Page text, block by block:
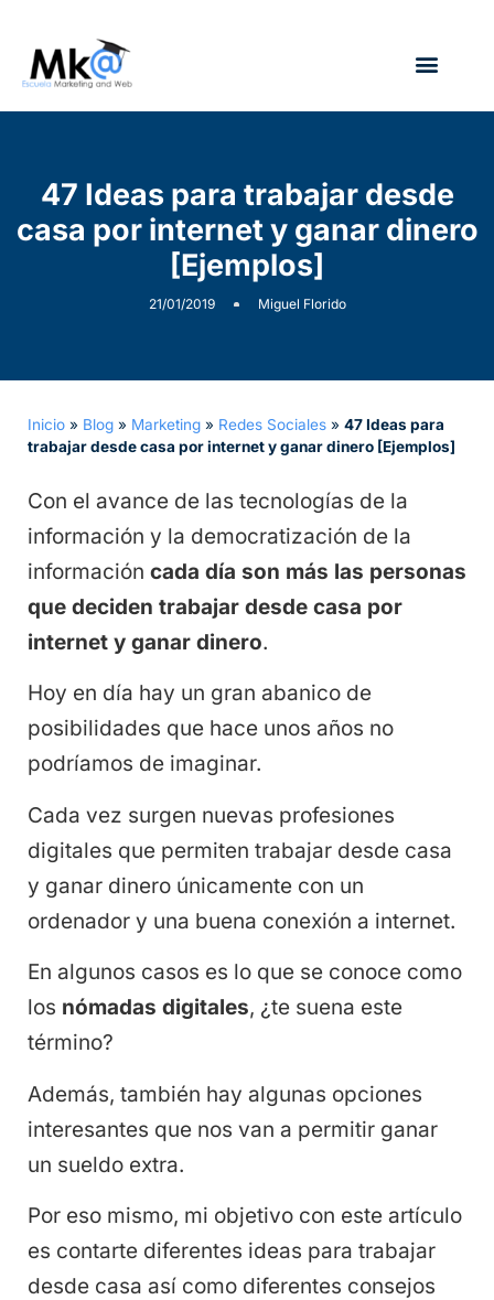
47 Ideas para trabajar desde
casa por internet y ganar dinero
[Ejemplos]
21/01/2019 Miguel Florido
Inicio » Blog » Marketing » Redes Sociales » 47 Ideas para
trabajar desde casa por internet y ganar dinero [Ejemplos]
Con el avance de las tecnologías de la
información y la democratización de la
información cada día son más las personas
que deciden trabajar desde casa por
internet y ganar dinero.
Hoy en día hay un gran abanico de
posibilidades que hace unos años no
podríamos de imaginar.
Cada vez surgen nuevas profesiones
digitales que permiten trabajar desde casa
y ganar dinero únicamente con un
ordenador y una buena conexión a internet.
En algunos casos es lo que se conoce como
los nómadas digitales, ¿te suena este
término?
Además, también hay algunas opciones
interesantes que nos van a permitir ganar
un sueldo extra.
Por eso mismo, mi objetivo con este artículo
es contarte diferentes ideas para trabajar
desde casa así como diferentes consejos